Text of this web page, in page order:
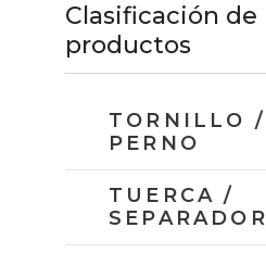
Clasificación de
productos
TORNILLO /
PERNO
TUERCA /
SEPARADOR